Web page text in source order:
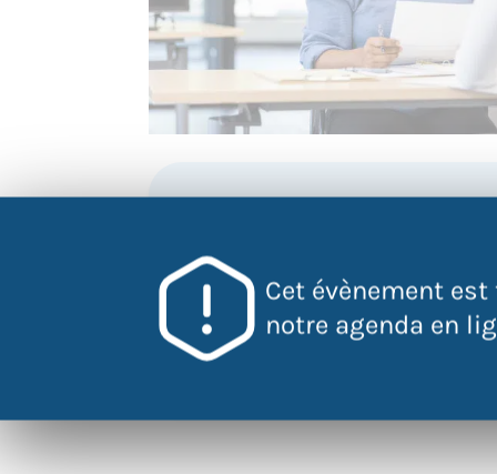
Cet évènement
notre agenda en
l'évènement
directement